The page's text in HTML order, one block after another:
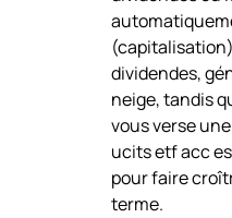
dividendes,
neige, tandis
vous verse
ucits etf acc
pour faire
terme.